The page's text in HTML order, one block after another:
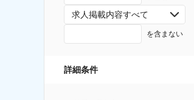
求人掲載内容すべて
を含まない
詳細条件